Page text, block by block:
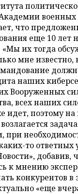
что
еще 10 лет
их тогда
мне
наших
Вооруженных
всех наших
идет, поэтому
при
то ответных
добавив,
к мнению
конкурентов в
«еще